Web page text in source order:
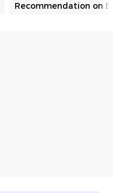
Recommendation on